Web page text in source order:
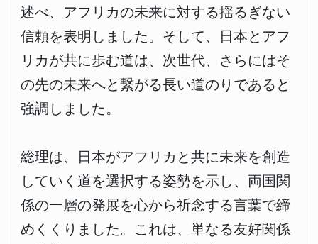
述べ、アフリカの未来に対する揺るぎない
信頼を表明しました。そして、日本とアフ
リカが共に歩む道は、次世代、さらにはそ
の先の未来へと繋がる長い道のりであると
強調しました。
総理は、日本がアフリカと共に未来を創造
していく道を選択する姿勢を示し、両国関
係の一層の発展を心から祈念する言葉で締
めくくりました。これは、単なる友好関係